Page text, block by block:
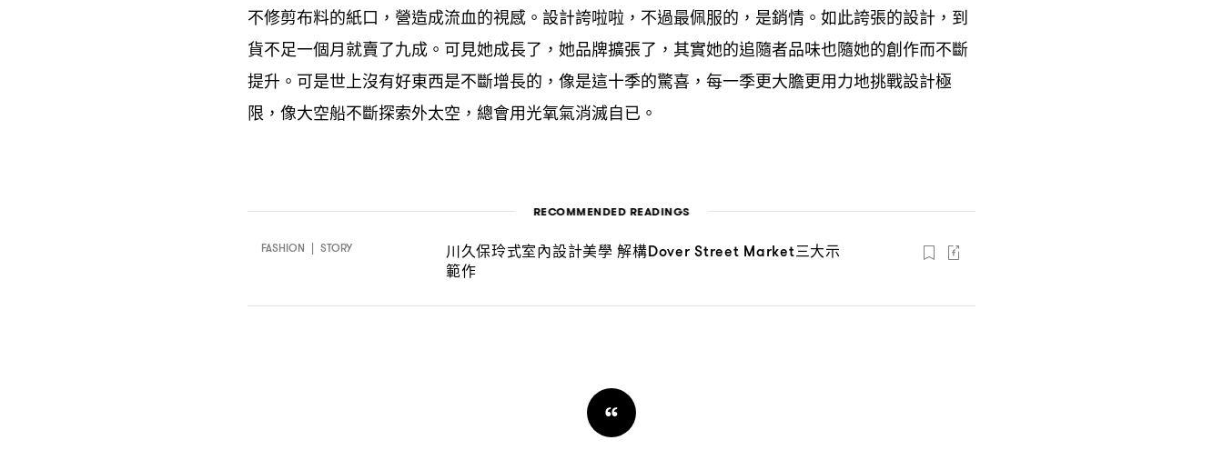
不修剪布料的紙口 ， 營造成流血的視感。設計誇啦啦 ， 不過最佩服的 ， 是銷情。如此誇張的設計 ， 到
貨不足一個月就賣了九成。可見她成長了 ， 她品牌擴張了 ， 其實她的追隨者品味也隨她的創作而不斷
提升。可是世上沒有好東西是不斷增長的 ， 像是這十季的驚喜 ， 每一季更大膽更用力地挑戰設計極
限 ， 像大空船不斷探索外太空 ， 總會用光氧氣消滅自已。
RECOMMENDED READINGS
FASHION | STORY 川久保玲式室內設計美學 解構Dover Street Market三大示
範作
“